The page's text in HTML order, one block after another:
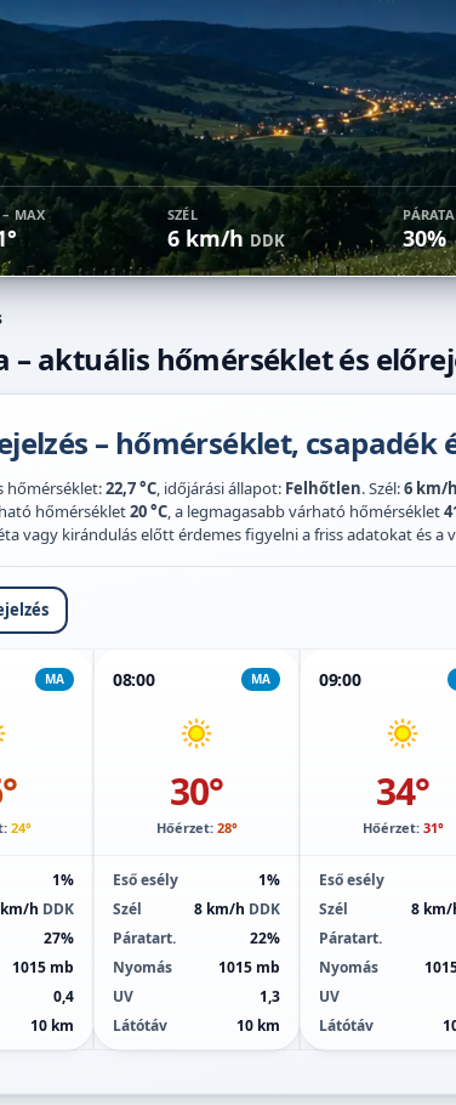
MAX SZÉL
6 km/hDDK 30%
– aktuális hőmérséklet és
– hőmérséklet, csapadék
hőmérséklet:22,7 °C, időjárási állapot: Felhőtlen. Szél:6 km/h
hőmérséklet20 °C, a legmagasabb várható hőmérséklet
vagy kirándulás előtt érdemes figyelni a friss adatokat és a
MA
24°
1%
h DDK
27%
1015 mb
0,4
10 km
08:00 MA
30°
Hőérzet: 28°
Eső esély
1%
Szél
8 km/h DDK
Páratart.
22%
Nyomás
1015 mb
UV
1,3
Látótáv
10 km
09:00
34°
Hőérzet: 31°
Eső esély
Szél
8 km/
Páratart.
Nyomás
UV
Látótáv